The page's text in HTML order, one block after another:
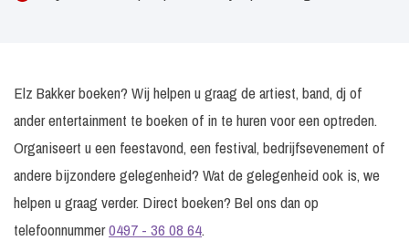
Elz Bakker boeken? Wij helpen u graag de artiest, band, dj of
ander entertainment te boeken of in te huren voor een optreden.
Organiseert u een feestavond, een festival, bedrijfsevenement of
andere bijzondere gelegenheid? Wat de gelegenheid ook is, we
helpen u graag verder. Direct boeken? Bel ons dan op
telefoonnummer0497 - 36 08 64.